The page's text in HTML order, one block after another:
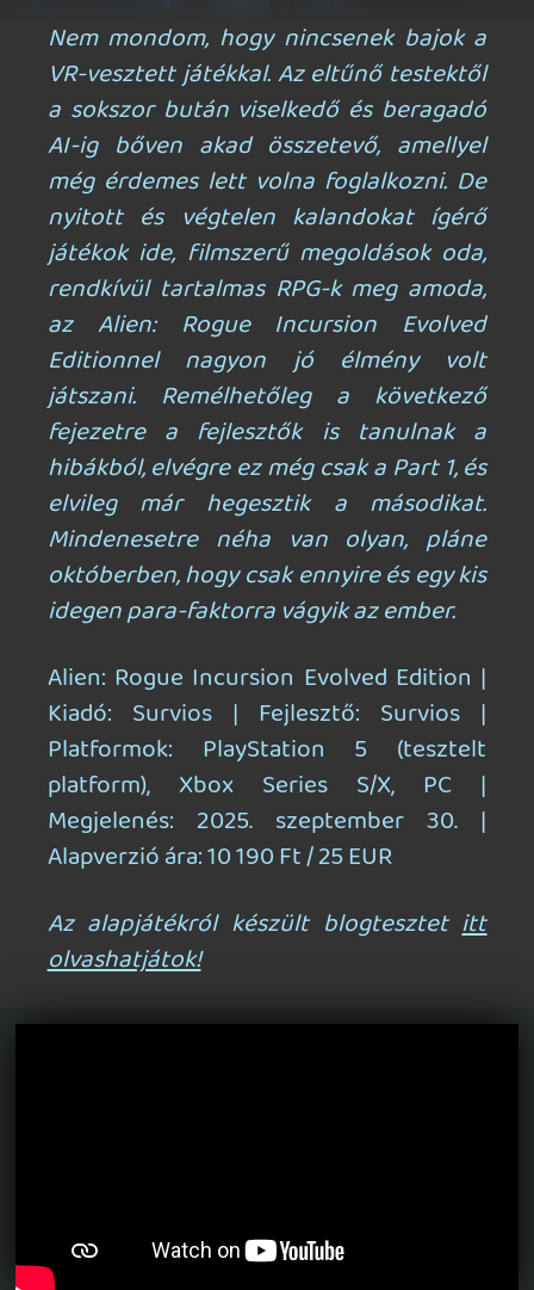
Ahhoz, hogy te is hozzászólj, be kell
jelentkezned!
BöjtösG 2025.10.05 22:33:04 #20glm
Lényegében így is mondhatjuk, megállja a
helyét. 🙂
Necroman Mk2
2025.10.01 15:39:09
Necroman Mk2 2025.10.01 15:39:09 #20fvt
Szóval VR nélkül ez egy kilencvenes éveket
idéző Doom-klón modern köntösben, csak
xenomorfokkal? Még nem is hangzik
rosszul, bár a padlóba lefelé belolvadó
hullák látványa valószínűleg engem is
zavarna.
4 órája